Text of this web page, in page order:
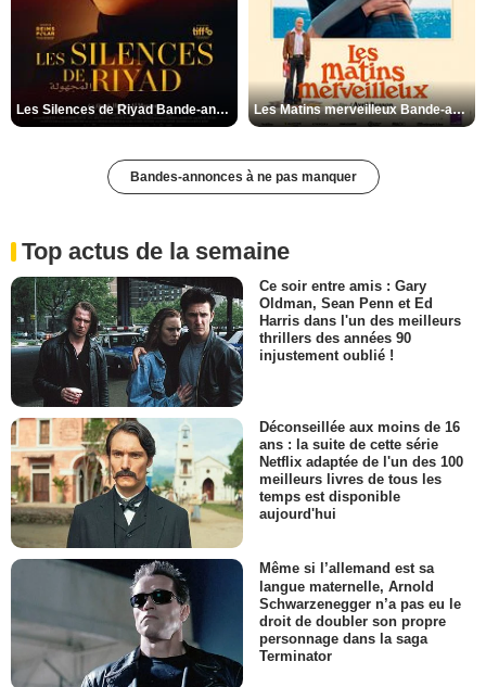
Les Silences de Riyad Bande-annonce VO STFR Les Matins merveilleux Bande-annonce VF
Bandes-annonces à ne pas manquer
Top actus de la semaine
Ce soir entre amis : Gary
Oldman, Sean Penn et Ed
Harris dans l'un des meilleurs
thrillers des années 90
injustement oublié !
Déconseillée aux moins de 16
ans : la suite de cette série
Netflix adaptée de l'un des 100
meilleurs livres de tous les
temps est disponible
aujourd'hui
Même si l’allemand est sa
langue maternelle, Arnold
Schwarzenegger n’a pas eu le
droit de doubler son propre
personnage dans la saga
Terminator